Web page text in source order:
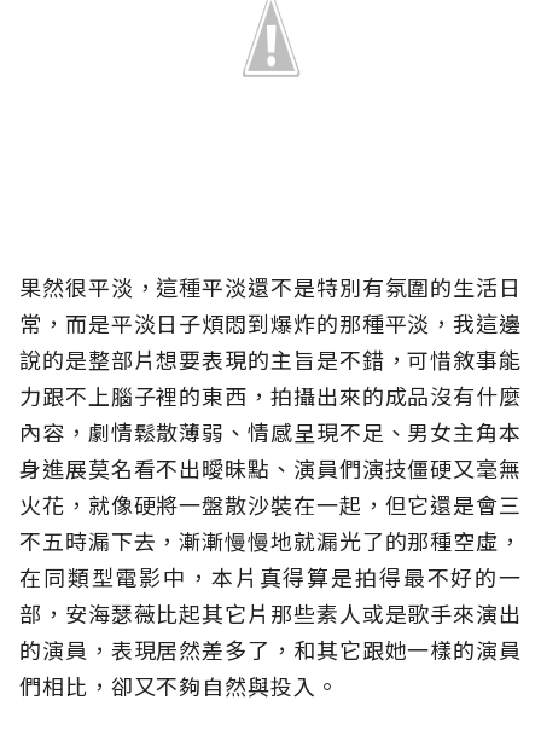
果然很平淡，這種平淡還不是特別有氛圍的生活日
常，而是平淡日子煩悶到爆炸的那種平淡，我這邊
說的是整部片想要表現的主旨是不錯，可惜敘事能
力跟不上腦子裡的東西，拍攝出來的成品沒有什麼
內容，劇情鬆散薄弱、情感呈現不足、男女主角本
身進展莫名看不出曖昧點、演員們演技僵硬又毫無
火花，就像硬將一盤散沙裝在一起，但它還是會三
不五時漏下去，漸漸慢慢地就漏光了的那種空虛，
在同類型電影中，本片真得算是拍得最不好的一
部，安海瑟薇比起其它片那些素人或是歌手來演出
的演員，表現居然差多了，和其它跟她一樣的演員
們相比，卻又不夠自然與投入。